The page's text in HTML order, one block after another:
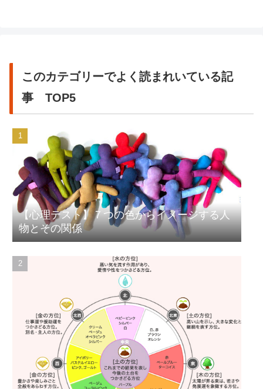
このカテゴリーでよく読まれいている記
事 TOP5
【心理テスト】７つの色からイメージする人
物とその関係